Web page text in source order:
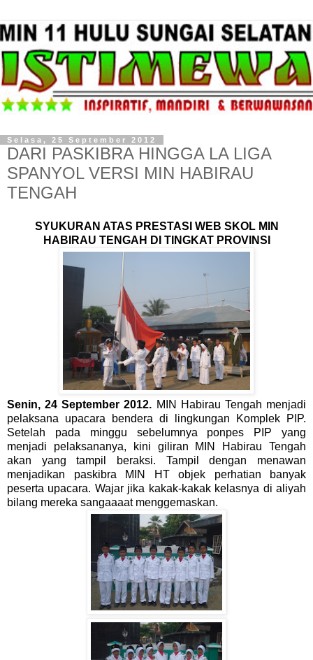
Selasa, 25 September 2012
DARI PASKIBRA HINGGA LA LIGA
SPANYOL VERSI MIN HABIRAU
TENGAH
SYUKURAN ATAS PRESTASI WEB SKOL MIN
HABIRAU TENGAH DI TINGKAT PROVINSI
Senin, 24 September 2012. MIN Habirau Tengah menjadi
pelaksana upacara bendera di lingkungan Komplek PIP.
Setelah pada minggu sebelumnya ponpes PIP yang
menjadi pelaksananya, kini giliran MIN Habirau Tengah
akan yang tampil beraksi. Tampil dengan menawan
menjadikan paskibra MIN HT objek perhatian banyak
peserta upacara. Wajar jika kakak-kakak kelasnya di aliyah
bilang mereka sangaaaat menggemaskan.